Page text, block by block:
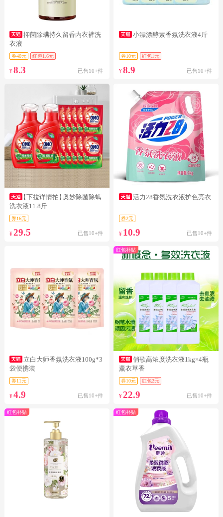
抑菌除螨持久留香内衣裤洗
衣液
券40元 红包1.6元
¥ 8.3 已售10+件
小漂漂酵素香氛洗衣液4斤
券10元 红包1元
¥8.9 已售10+件
【下拉详情拍】奥妙除菌除螨
洗衣液11.8斤
券16元
¥ 29.5 已售10+件
活力28香氛洗衣液护色亮衣
券2元
¥ 10.9 已售10+件
立白大师香氛洗衣液100g*3
袋便携装
券11元
¥ 4.9 已售10+件
红包补贴
俏歌高浓度洗衣液1kg×4瓶
薰衣草香
券10元 红包2元
¥22.9 已售10+件
红包补贴 红包补贴